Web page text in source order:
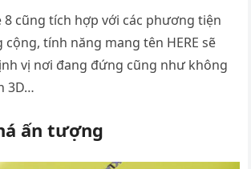
8 cũng tích hợp với các phương tiện
tính năng mang tên HERE sẽ
vị nơi đang đứng cũng như không
3D…
ấn tượng